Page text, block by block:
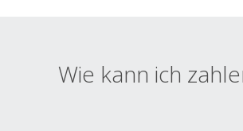
Wie kann ich